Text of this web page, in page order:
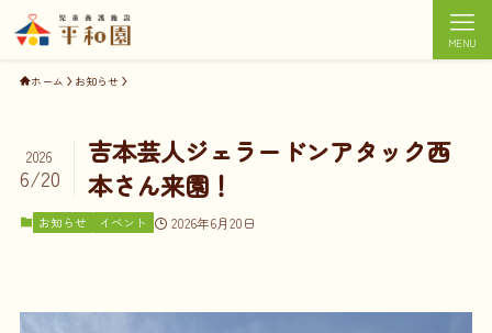
MENU
ホーム お知らせ
吉本芸人ジェラードンアタック西
本さん来園！
2026
6/20
お知らせ イベント 2026年6月20日